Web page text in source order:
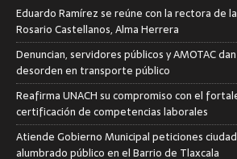
Eduardo Ramírez se reúne con la rectora de
Rosario Castellanos, Alma Herrera
Denuncian, servidores públicos y AMOTAC
desorden en transporte público
Reafirma UNACH su compromiso con el
certificación de competencias laborales
Atiende Gobierno Municipal peticiones
alumbrado público en el Barrio de Tlaxcala